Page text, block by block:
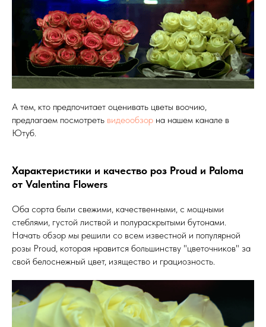
А тем, кто предпочитает оценивать цветы воочию,
предлагаем посмотреть видеообзор на нашем канале в
Ютуб.
Характеристики и качество роз Proud и Paloma
от Valentina Flowers
Оба сорта были свежими, качественными, с мощными
стеблями, густой листвой и полураскрытыми бутонами.
Начать обзор мы решили со всем известной и популярной
розы Proud, которая нравится большинству "цветочников" за
свой белоснежный цвет, изящество и грациозность.